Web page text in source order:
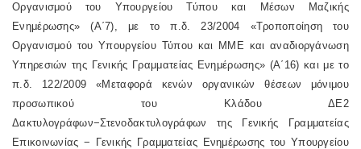
Οργανισμού του Υπουργείου Τύπου και Μέσων Μαζικής
Ενημέρωσης» (Α΄7), με το π.δ. 23/2004 «Τροποποίηση του
Οργανισμού του Υπουργείου Τύπου και ΜΜΕ και αναδιοργάνωση
Υπηρεσιών της Γενικής Γραμματείας Ενημέρωσης» (Α΄16) και με το
π.δ. 122/2009 «Μεταφορά κενών οργανικών θέσεων μόνιμου
προσωπικού του Κλάδου ΔΕ2
Δακτυλογράφων−Στενοδακτυλογράφων της Γενικής Γραμματείας
Επικοινωνίας − Γενικής Γραμματείας Ενημέρωσης του Υπουργείου